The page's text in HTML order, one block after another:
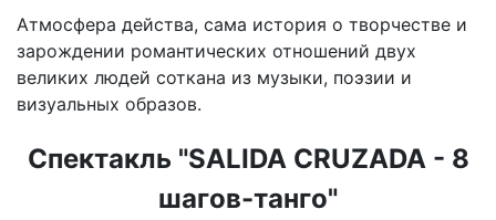
Атмосфера действа, сама история о творчестве и
зарождении романтических отношений двух
великих людей соткана из музыки, поэзии и
визуальных образов.
Спектакль "SALIDA CRUZADA - 8
шагов-танго"